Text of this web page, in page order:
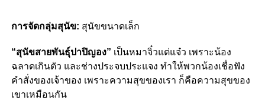
การจัดกลุ่มสุนัข: สุนัขขนาดเล็ก
“สุนัขสายพันธุ์ปาปิญอง” เป็นหมาจิ๋วแต่แจ๋ว เพราะน้อง
ฉลาดเกินตัว และช่างประจบประแจง ทำให้พวกน้องเชื่อฟัง
คำสั่งของเจ้าของ เพราะความสุขของเรา ก็คือความสุขของ
เขาเหมือนกัน